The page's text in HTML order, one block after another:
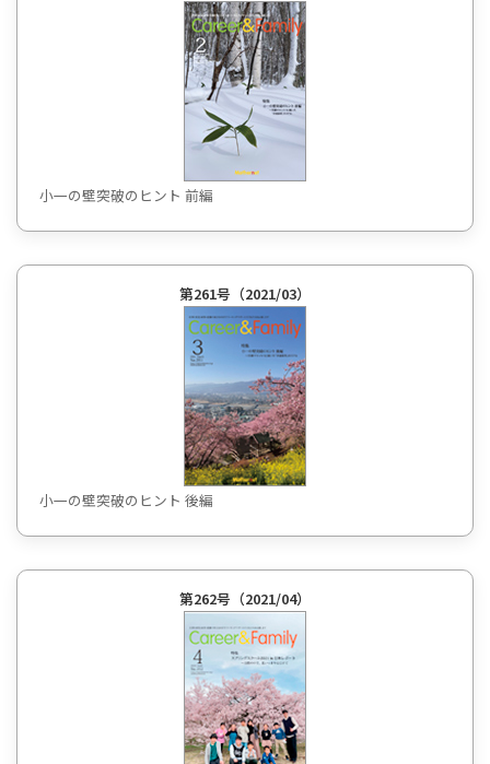
小一の壁突破のヒント 前編
第261号（2021/03）
小一の壁突破のヒント 後編
第262号（2021/04）